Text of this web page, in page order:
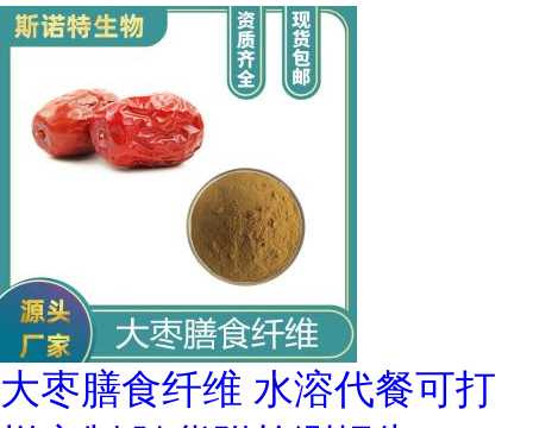
大枣膳食纤维 水溶代餐可打